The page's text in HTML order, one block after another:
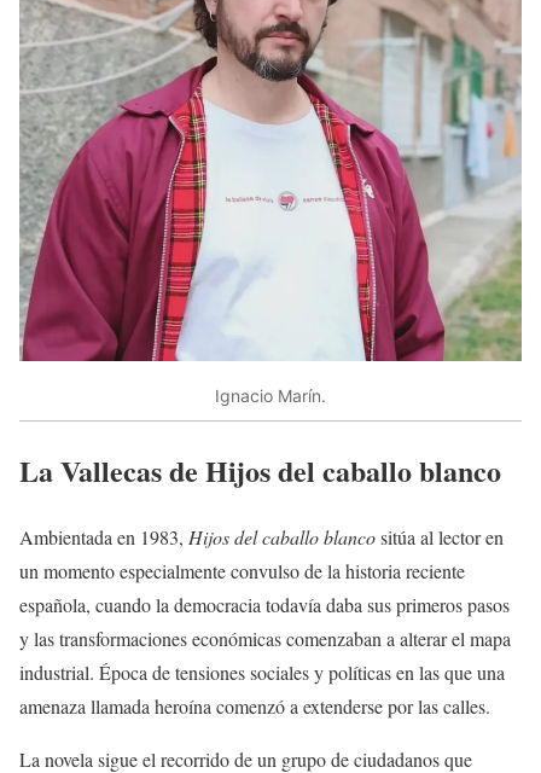
Ignacio Marín.
La Vallecas de Hijos del caballo blanco
Ambientada en 1983, Hijos del caballo blancositúa al lector en
un momento especialmente convulso de la historia reciente
española, cuando la democracia todavía daba sus primeros pasos
y las transformaciones económicas comenzaban a alterar el mapa
industrial. Época de tensiones sociales y políticas en las que una
amenaza llamada heroína comenzó a extenderse por las calles.
La novela sigue el recorrido de un grupo de ciudadanos que